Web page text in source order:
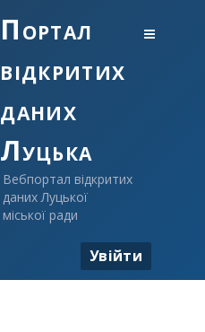
Портал
відкритих
даних
Луцька
Вебпортал відкритих
даних Луцької
міської ради
Увійти